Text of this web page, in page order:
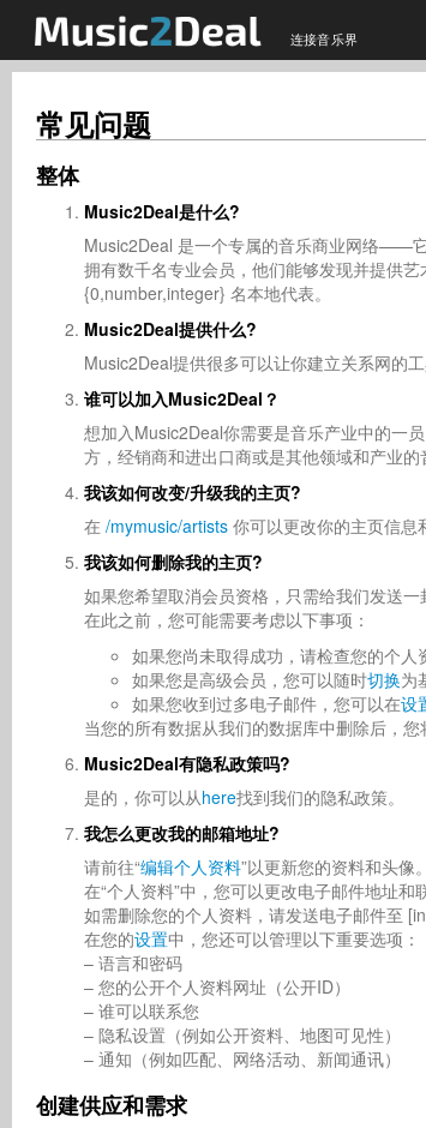
连接音乐界
常见问题
整体
Music2Deal是什么?
Music2Deal 是一个专属的音乐商业网络——
拥有数千名专业会员，他们能够发现并提供
{0,number,integer} 名本地代表。
Music2Deal提供什么?
Music2Deal提供很多可以让你建立关系网的
谁可以加入Music2Deal？
想加入Music2Deal你需要是音乐产业中的一
方，经销商和进出口商或是其他领域和产业
我该如何改变/升级我的主页?
在 /mymusic/artists 你可以更改你的主页信息
我该如何删除我的主页?
如果您希望取消会员资格，只需给我们发送
在此之前，您可能需要考虑以下事项：
如果您尚未取得成功，请检查您的个
如果您是高级会员，您可以随时切换为
如果您收到过多电子邮件，您可以在设
当您的所有数据从我们的数据库中删除后，您
Music2Deal有隐私政策吗?
是的，你可以从here找到我们的隐私政策。
我怎么更改我的邮箱地址?
请前往“编辑个人资料”以更新您的资料和头像。
在“个人资料”中，您可以更改电子邮件地址和
如需删除您的个人资料，请发送电子邮件至
在您的设置中，您还可以管理以下重要选项：
– 语言和密码
– 您的公开个人资料网址（公开ID）
– 谁可以联系您
– 隐私设置（例如公开资料、地图可见性）
– 通知（例如匹配、网络活动、新闻通讯）
创建供应和需求